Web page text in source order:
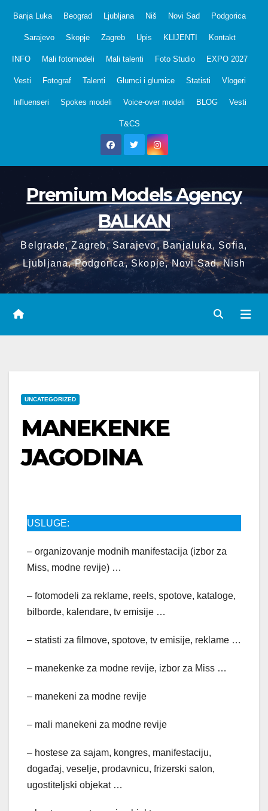
Banja Luka Beograd Ljubljana Niš Novi Sad Podgorica
Sarajevo Skopje Zagreb Upis KLIJENTI Kontakt
INFO Mali fotomodeli Mali talenti Foto Studio EXPO 2027
Vesti Fotograf Talenti Glumci i glumice Statisti Vlogeri
Influenseri Spokes modeli Voice-over modeli BLOG Vesti
T&CS
Premium Models Agency
BALKAN
Belgrade, Zagreb, Sarajevo, Banjaluka, Sofia,
Ljubljana, Podgorica, Skopje, Novi Sad, Nish
UNCATEGORIZED
MANEKENKE
JAGODINA
USLUGE:
– organizovanje modnih manifestacija (izbor za
Miss, modne revije) …
– fotomodeli za reklame, reels, spotove, kataloge,
bilborde, kalendare, tv emisije …
– statisti za filmove, spotove, tv emisije, reklame …
– manekenke za modne revije, izbor za Miss …
– manekeni za modne revije
– mali manekeni za modne revije
– hostese za sajam, kongres, manifestaciju,
događaj, veselje, prodavnicu, frizerski salon,
ugostiteljski objekat …